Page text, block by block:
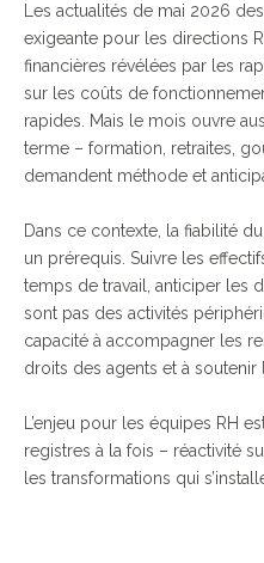
Les actualités de mai 2026
exigeante pour les directions
financières révélées par les
sur les coûts de
rapides. Mais le mois ouvre
terme – formation, retraites,
demandent méthode et
Dans ce contexte, la fiabilité
un prérequis. Suivre les
temps de travail, anticiper les
sont pas des activités
capacité à accompagner les
droits des agents et à
L’enjeu pour les équipes RH
registres à la fois – réactivité
les transformations qui